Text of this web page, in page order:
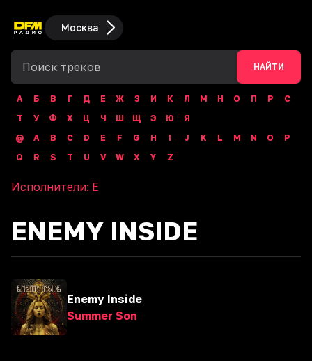
Москва
НАЙТИ
А Б В Г Д Е Ж З И К Л М Н О П Р
С
Т
У Ф Х Ц Ч Ш Щ Э Ю
Я
@
A B C D E F G H I J K L M N O
P
Q
R S T U V W X Y Z
Исполнители: E
ENEMY INSIDE
Enemy Inside
Summer Son